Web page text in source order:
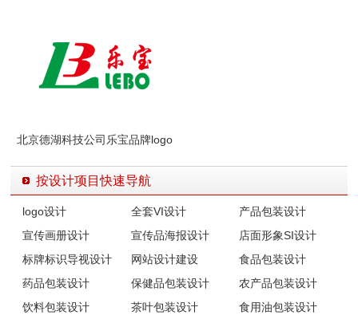
北京德湖科技公司乐宝品牌logo
按设计项目快速导航
logo设计 全套VI设计
产品包装设计
宣传画册设计
宣传品海报设计
店面形象SI设计
标牌标识导视设计
网站设计建设
食品包装设计
药品包装设计
保健品包装设计
农产品包装设计
饮料包装设计
茶叶包装设计
食用油包装设计